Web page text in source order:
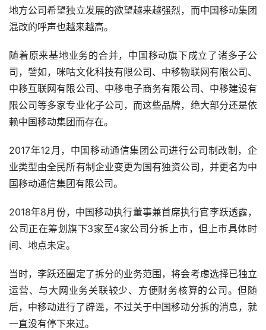
地方公司希望独立发展的欲望越来越强烈，而中国移动集团
混改的呼声也越来越高。
随着原来基地业务的合并，中国移动旗下成立了诸多子公
司，譬如，咪咕文化科技有限公司、中移物联网有限公司、
中移互联网有限公司、中移电子商务有限公司、中移建设有
限公司等多家专业化子公司，而这些品牌，绝大部分还是依
赖中国移动集团而存在。
2017年12月，中国移动通信集团公司进行公司制改制，企
业类型由全民所有制企业变更为国有独资公司，并更名为中
国移动通信集团有限公司。
2018年8月份，中国移动执行董事兼首席执行官李跃透露，
公司正在筹划旗下3家至4家公司分拆上市，但上市具体时
间、地点未定。
当时，李跃还圈定了拆分的业务范围，将会考虑选择已独立
运营、与大网业务关联较少、方便财务核算的公司。但随
后，中移动进行了辟谣，不过关于中国移动分拆的消息，就
一直没有停下来过。